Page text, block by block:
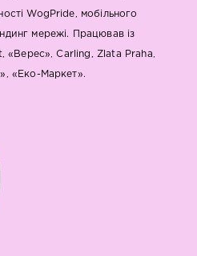
WogPride, мобільного
мережі. Працював із
Carling, Zlata Praha,
«Еко-Маркет».